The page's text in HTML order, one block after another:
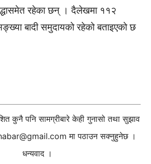
रहेका छन् । दैलेखमा ११२
बादी समुदायको रहेको बताइएको छ
कुनै पनि सामग्रीबारे केही गुनासो तथा सुझाव
मा पठाउन सक्नुहुनेछ ।
धन्यवाद ।